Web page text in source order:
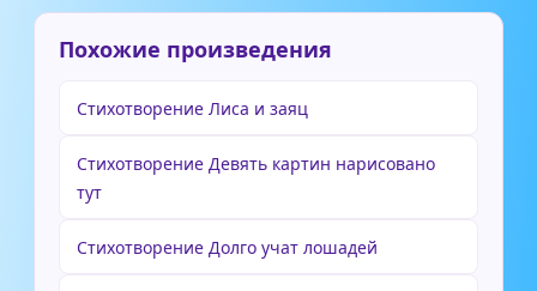
Похожие произведения
Стихотворение Лиса и заяц
Стихотворение Девять картин нарисовано
тут
Стихотворение Долго учат лошадей